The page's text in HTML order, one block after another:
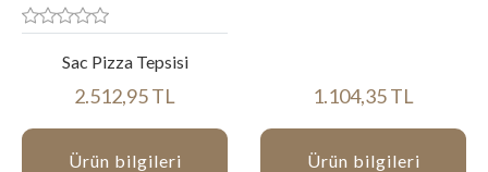
Sac Pizza Tepsisi
2.512,95 TL
Ürün bilgileri
1.104,35 TL
Ürün bilgileri